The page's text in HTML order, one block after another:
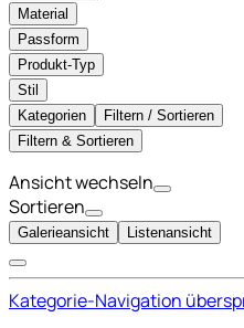
Material
Passform
Produkt-Typ
Stil
Kategorien
Filtern / Sortieren
Filtern & Sortieren
Ansicht wechseln
Sortieren
Galerieansicht Listenansicht
Kategorie-Navigation